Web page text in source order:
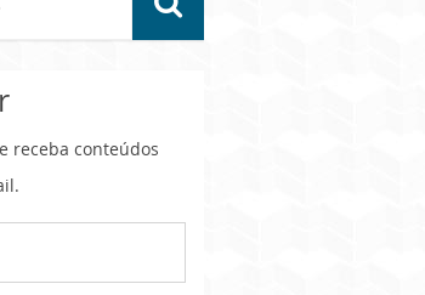
receba conteúdos